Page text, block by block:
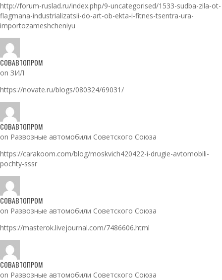
http://forum-ruslad.ru/index.php/9-uncategorised/1533-sudba-zila-ot-
flagmana-industrializatsii-do-art-ob-ekta-i-fitnes-tsentra-ura-
importozameshcheniyu
СОВАВТОПРОМ
on ЗИЛ
https://novate.ru/blogs/080324/69031/
СОВАВТОПРОМ
on Развозные автомобили Советского Союза
https://carakoom.com/blog/moskvich420422-i-drugie-avtomobili-
pochty-sssr
СОВАВТОПРОМ
on Развозные автомобили Советского Союза
https://masterok.livejournal.com/7486606.html
СОВАВТОПРОМ
on Развозные автомобили Советского Союза